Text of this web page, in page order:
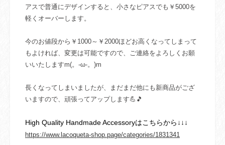
アスで普通にデザインすると、小さなピアスでも￥5000を
軽くオーバーします。
今のお値段から￥1000～￥2000ほどお高くなってしまって
もよければ、変更は可能ですので、ご連絡をよろしくお願
いいたしますm(。-ω-。)m
長くなってしまいましたが、まだまだ他にも新商品がござ
いますので、頑張ってアップします💪🎵
High Quality Handmade Accessoryはこちらから↓↓↓
https://www.lacoqueta-shop.page/categories/1831341